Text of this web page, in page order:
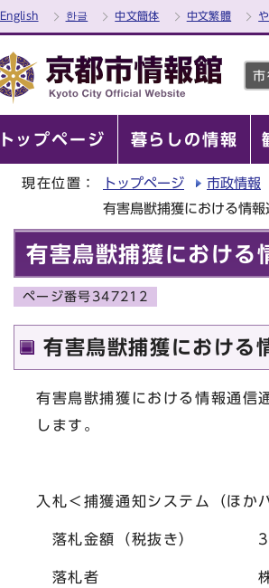
English 한글 中文簡体 中文繁體
市
トップページ 暮らしの情報
現在位置： トップページ 市政情報
有害鳥獣捕獲における情
有害鳥獣捕獲における
ページ番号347212
有害鳥獣捕獲における
有害鳥獣捕獲における情報通信
します。
入札＜捕獲通知システム（ほか
落札金額（税抜き） 3
落札者 株式会社